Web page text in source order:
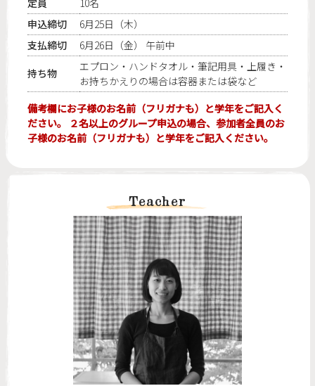
定員
10名
申込締切
6月25日（木）
支払締切
6月26日（金） 午前中
持ち物
エプロン・ハンドタオル・筆記用具・上履き・
お持ちかえりの場合は容器または袋など
備考欄にお子様のお名前（フリガナも）と学年をご記入く
ださい。 ２名以上のグループ申込の場合、参加者全員のお
子様のお名前（フリガナも）と学年をご記入ください。
Teacher